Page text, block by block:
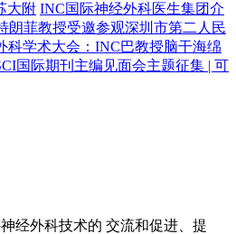
大附 INC国际神经外科医生集团介
朗菲教授受邀参观深圳市第二人民
科学术大会：INC巴教授脑干海绵
国际期刊主编见面会主题征集 | 可
经外科技术的 交流和促进、提